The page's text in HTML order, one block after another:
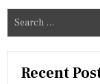
o
s
e
a
Recent